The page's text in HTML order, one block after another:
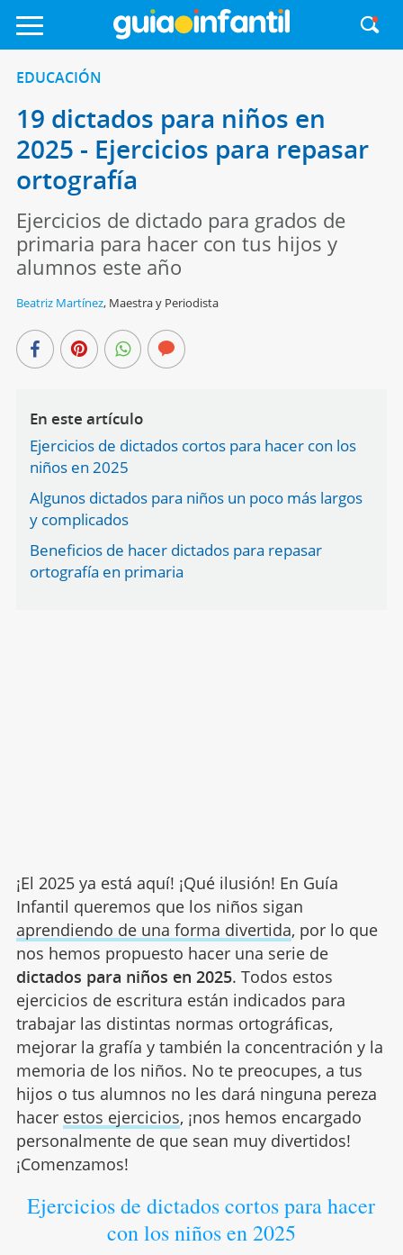
EDUCACIÓN
19 dictados para niños en
2025 - Ejercicios para repasar
ortografía
Ejercicios de dictado para grados de
primaria para hacer con tus hijos y
alumnos este año
Beatriz Martínez, Maestra y Periodista
En este artículo
Ejercicios de dictados cortos para hacer con los
niños en 2025
Algunos dictados para niños un poco más largos
y complicados
Beneficios de hacer dictados para repasar
ortografía en primaria
¡El 2025 ya está aquí! ¡Qué ilusión! En Guía
Infantil queremos que los niños sigan
aprendiendo de una forma divertida, por lo que
nos hemos propuesto hacer una serie de
dictados para niños en 2025. Todos estos
ejercicios de escritura están indicados para
trabajar las distintas normas ortográficas,
mejorar la grafía y también la concentración y la
memoria de los niños. No te preocupes, a tus
hijos o tus alumnos no les dará ninguna pereza
hacer estos ejercicios, ¡nos hemos encargado
personalmente de que sean muy divertidos!
¡Comenzamos!
Ejercicios de dictados cortos para hacer
con los niños en 2025